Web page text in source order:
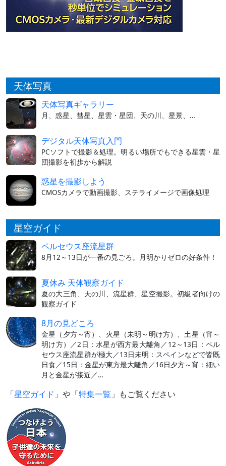
天体写真
天体写真ギャラリー
月、惑星、彗星、星雲・星団、天の川、星景、…
デジタル天体写真入門
PCソフトで撮影＆処理。明るい場所でもできる星雲・星
団撮影を初歩から解説
惑星を撮影しよう
CMOSカメラで動画撮影、ステライメージで画像処理
星空ガイド
ペルセウス座流星群
8月12～13日が一番の見ごろ。月明かりゼロの好条件！
夏休み 天体観察ガイド
夏の大三角、天の川、流星群、星空撮影。初級者向けの
観察ガイド
8月の見どころ
金星（夕方～宵）、火星（未明～明け方）、土星（宵～
明け方）／2日：水星が西方最大離角／12～13日：ペル
セウス座流星群が極大／13日未明：スペインなどで皆既
日食／15日：金星が東方最大離角／16日夕方～宵：細い
月と金星が接近／…
「星空ガイド 」や「特集一覧 」もご覧ください